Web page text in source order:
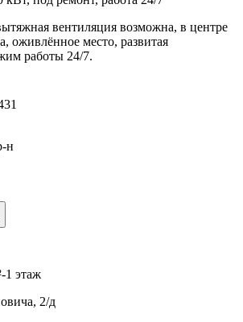
вентиляция возможна, в центре
оживлённое место, развитая
работы 24/7.
н
-1 этаж
2/д